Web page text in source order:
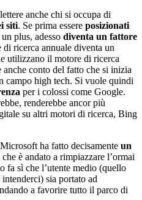
anche chi si occupa di
siti. Se prima essere posizionati
plus, adesso diventa un fattore
ricerca annuale diventa un
utilizzano il motore di ricerca
conto del fatto che si inizia
campo high tech. Si vuole quindi
per i colossi come Google.
renderebbe ancor più
su altri motori di ricerca, Bing
ha fatto decisamente un
che è andato a rimpiazzare l’ormai
fa sì che l’utente medio (quello
sia portato ad
a favorire tutto il parco di